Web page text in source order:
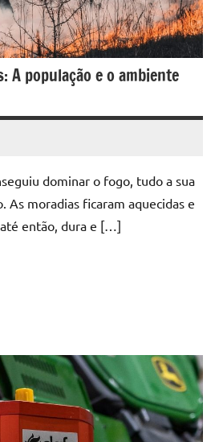
A população e o ambiente
dominar o fogo, tudo a sua
moradias ficaram aquecidas e
então, dura e […]